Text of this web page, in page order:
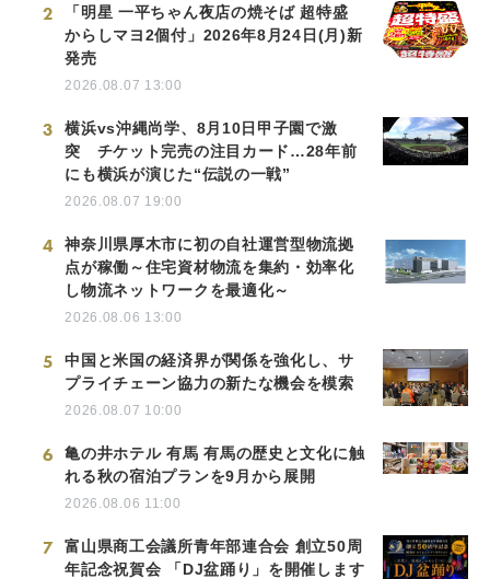
2
「明星 一平ちゃん夜店の焼そば 超特盛
からしマヨ2個付」2026年8月24日(月)新
発売
2026.08.07 13:00
3
横浜vs沖縄尚学、8月10日甲子園で激
突 チケット完売の注目カード…28年前
にも横浜が演じた“伝説の一戦”
2026.08.07 19:00
4
神奈川県厚木市に初の自社運営型物流拠
点が稼働～住宅資材物流を集約・効率化
し物流ネットワークを最適化～
2026.08.06 13:00
5
中国と米国の経済界が関係を強化し、サ
プライチェーン協力の新たな機会を模索
2026.08.07 10:00
6
亀の井ホテル 有馬 有馬の歴史と文化に触
れる秋の宿泊プランを9月から展開
2026.08.06 11:00
7
富山県商工会議所青年部連合会 創立50周
年記念祝賀会 「DJ盆踊り」を開催します